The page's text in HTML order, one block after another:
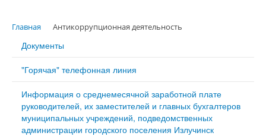
Главная Антикоррупционная деятельность
Документы
"Горячая" телефонная линия
Информация о среднемесячной заработной плате
руководителей, их заместителей и главных бухгалтеров
муниципальных учреждений, подведомственных
администрации городского поселения Излучинск